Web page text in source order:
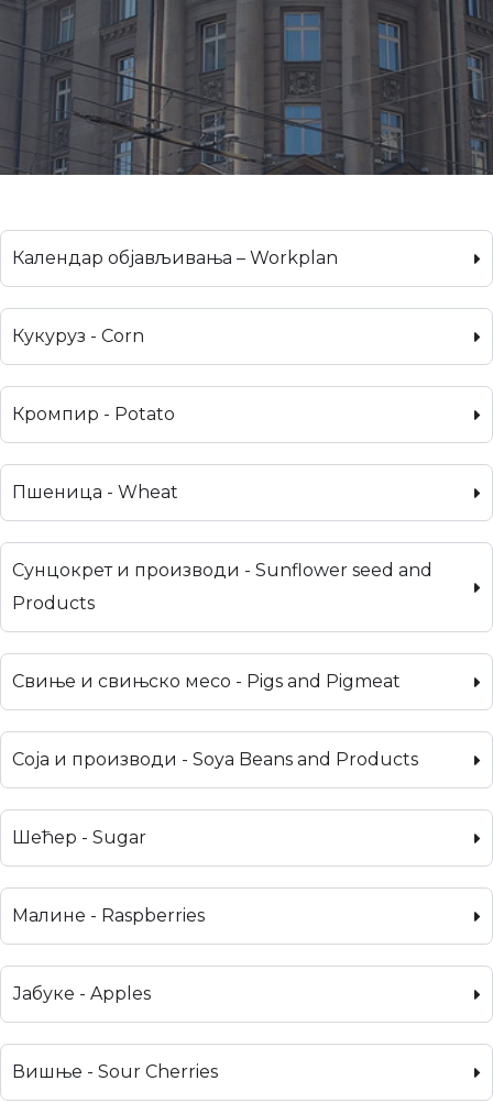
Календар објављивања – Workplan
Кукуруз - Corn
Кромпир - Potato
Пшеница - Wheat
Сунцокрет и производи - Sunflower seed and
Products
Свиње и свињско месо - Pigs and Pigmeat
Соја и производи - Soya Beans and Products
Шећер - Sugar
Малине - Raspberries
Јабуке - Apples
Вишње - Sour Cherries